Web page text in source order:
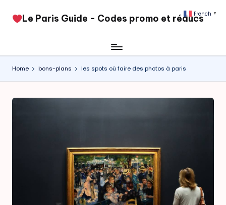
Skip
​Le Paris Guide - Codes promo et réducs
Home bons-plans les spots où faire des photos à paris
French ▼